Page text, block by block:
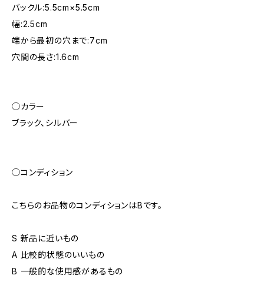
バックル:5.5cm×5.5cm
幅:2.5cm
端から最初の穴まで:7cm
穴間の長さ:1.6cm
◯カラー
ブラック、シルバー
◯コンディション
こちらのお品物のコンディションはBです。
S 新品に近いもの
A 比較的状態のいいもの
B 一般的な使用感があるもの